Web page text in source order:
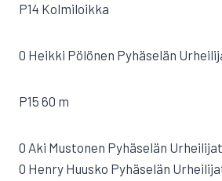
P14 Kolmiloikka
0 Heikki Pölönen Pyhäselän
P15 60 m
0 Aki Mustonen Pyhäselän Urheilijat
0 Henry Huusko Pyhäselän